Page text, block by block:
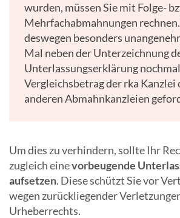
wurden, müssen Sie mit Folge-
Mehrfachabmahnungen
deswegen besonders
Mal neben der Unterzeichnung
Unterlassungserklärung
Vergleichsbetrag der rka Kanzlei
anderen Abmahnkanzleien
Um dies zu verhindern, sollte Ihr
zugleich einevorbeugende
aufsetzen. Diese schützt Sie vor
wegen zurückliegender
Urheberrechts.